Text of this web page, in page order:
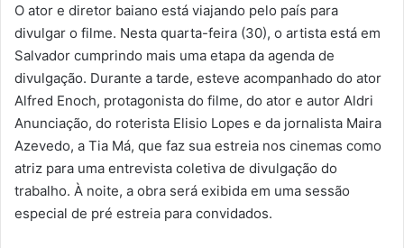
O ator e diretor baiano está viajando pelo país para
divulgar o filme. Nesta quarta-feira (30), o artista está em
Salvador cumprindo mais uma etapa da agenda de
divulgação. Durante a tarde, esteve acompanhado do ator
Alfred Enoch, protagonista do filme, do ator e autor Aldri
Anunciação, do roterista Elisio Lopes e da jornalista Maira
Azevedo, a Tia Má, que faz sua estreia nos cinemas como
atriz para uma entrevista coletiva de divulgação do
trabalho. À noite, a obra será exibida em uma sessão
especial de pré estreia para convidados.